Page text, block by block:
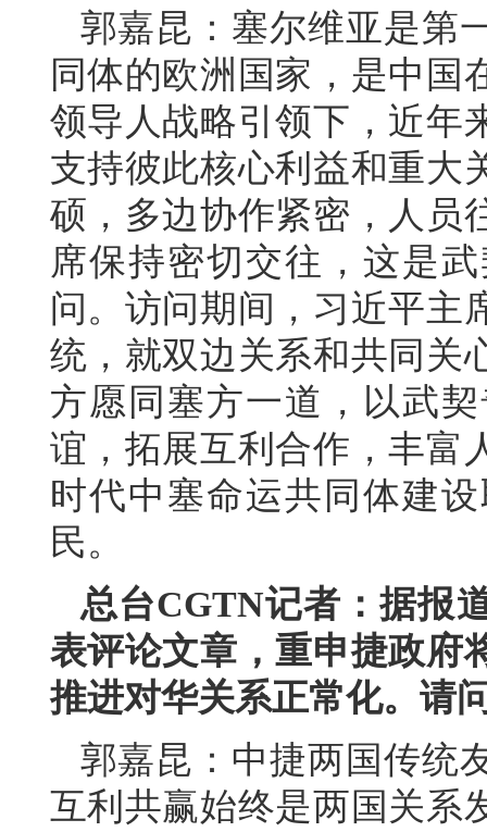
郭嘉昆：塞尔维亚是第
同体的欧洲国家，是中国
领导人战略引领下，近年
支持彼此核心利益和重大
硕，多边协作紧密，人员
席保持密切交往，这是
问。访问期间，习近平主
统，就双边关系和共同关
方愿同塞方一道，以武
谊，拓展互利合作，丰富
时代中塞命运共同体建
民。
总台CGTN记者：据报
表评论文章，重申捷政府
推进对华关系正常化。请
郭嘉昆：中捷两国传统
互利共赢始终是两国关系